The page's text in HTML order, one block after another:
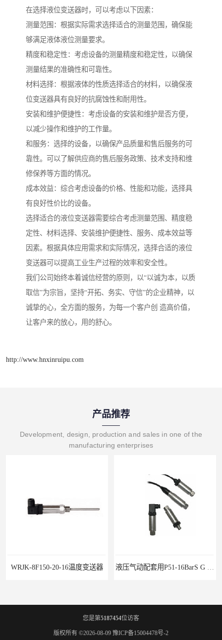
在选择液位变送器时，可以考虑以下因素：
测量范围：根据实际需求选择适合的测量范围，确保能
够满足液体液位测量要求。
精度和稳定性：考虑设备的测量精度和稳定性，以确保
测量结果的准确性和可靠性。
材料选择：根据液体的性质选择适合的材料，以确保液
位变送器具有良好的抗腐蚀性和耐用性。
安装和维护便捷性：考虑设备的安装和维护是否方便，
以减少操作和维护的工作量。
和服务：选择的设备，以确保产品质量和售后服务的可
靠性。可以了解供应商的售后服务政策、技术支持和维
修保养等方面的情况。
成本效益：综合考虑设备的价格、性能和功能，选择具
有良好性价比的设备。
选择适合的液位变送器需要综合考虑测量范围、精度稳
定性、材料选择、安装维护便捷性、服务、成本效益等
因素。根据具体应用需求和实际情况，选择合适的液位
变送器可以提高工业生产过程的效率和安全性。
我们公司始终本着诚信经营的原则，以“以诚为本，以质
取信”为宗旨，坚持“开拓、务实、守信”的企业精神，以
诚挚的心，全方面的服务，为每一个客户创 造高价值，
让客户来的放心，用的舒心。
http://www.hnxinruipu.com
产品推荐
Development, design, production and sales in one of the
manufacturing enterprises
WRJK-8F150-20-16温度变送器
您是第5187454位访客
版权所有 ©2026-08-09 豫ICP备15004478号-2